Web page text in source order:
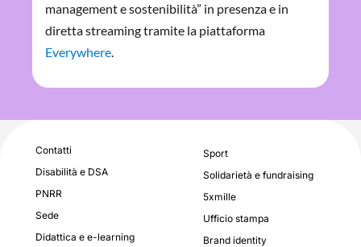
management e sostenibilità” in presenza e in
diretta streaming tramite la piattaforma
Everywhere.
Contatti
Disabilità e DSA
PNRR
Sede
Didattica e e-learning
Sport
Solidarietà e fundraising
5xmille
Ufficio stampa
Brand identity